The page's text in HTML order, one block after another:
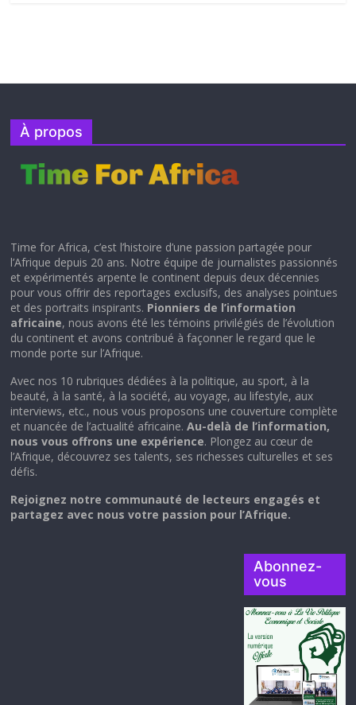
À propos
Time for Africa, c’est l’histoire d’une passion partagée pour
l’Afrique depuis 20 ans. Notre équipe de journalistes passionnés
et expérimentés arpente le continent depuis deux décennies
pour vous offrir des reportages exclusifs, des analyses pointues
et des portraits inspirants. Pionniers de l’information
africaine, nous avons été les témoins privilégiés de l’évolution
du continent et avons contribué à façonner le regard que le
monde porte sur l’Afrique.
Avec nos 10 rubriques dédiées à la politique, au sport, à la
beauté, à la santé, à la société, au voyage, au lifestyle, aux
interviews, etc., nous vous proposons une couverture complète
et nuancée de l’actualité africaine.Au-delà de l’information,
nous vous offrons une expérience. Plongez au cœur de
l’Afrique, découvrez ses talents, ses richesses culturelles et ses
défis.
Rejoignez notre communauté de lecteurs engagés et
partagez avec nous votre passion pour l’Afrique.
Abonnez-
vous